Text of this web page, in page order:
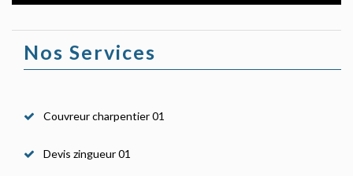
Nos Services
Couvreur charpentier 01
Devis zingueur 01